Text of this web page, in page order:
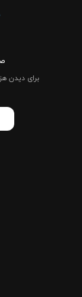
برای دیدن